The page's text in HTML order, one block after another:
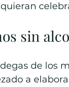
sin
de los
a